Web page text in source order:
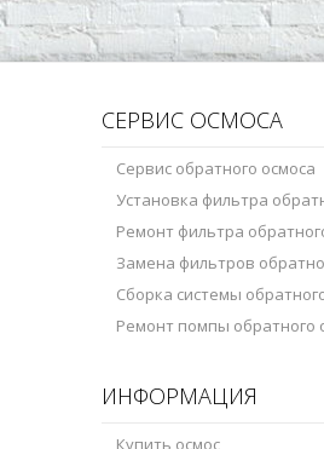
СЕРВИС ОСМОСА
Сервис обратного осмоса
Установка фильтра
Ремонт фильтра
Замена фильтров
Сборка системы
Ремонт помпы обратного
ИНФОРМАЦИЯ
Купить осмос